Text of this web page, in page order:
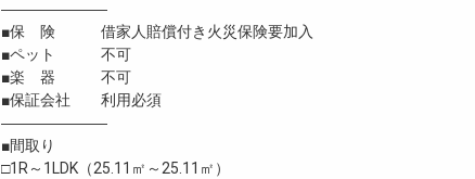
―――――――
■保 険 借家人賠償付き火災保険要加入
■ペット 不可
■楽 器 不可
■保証会社 利用必須
―――――――
■間取り
□1R～1LDK（25.11㎡～25.11㎡）